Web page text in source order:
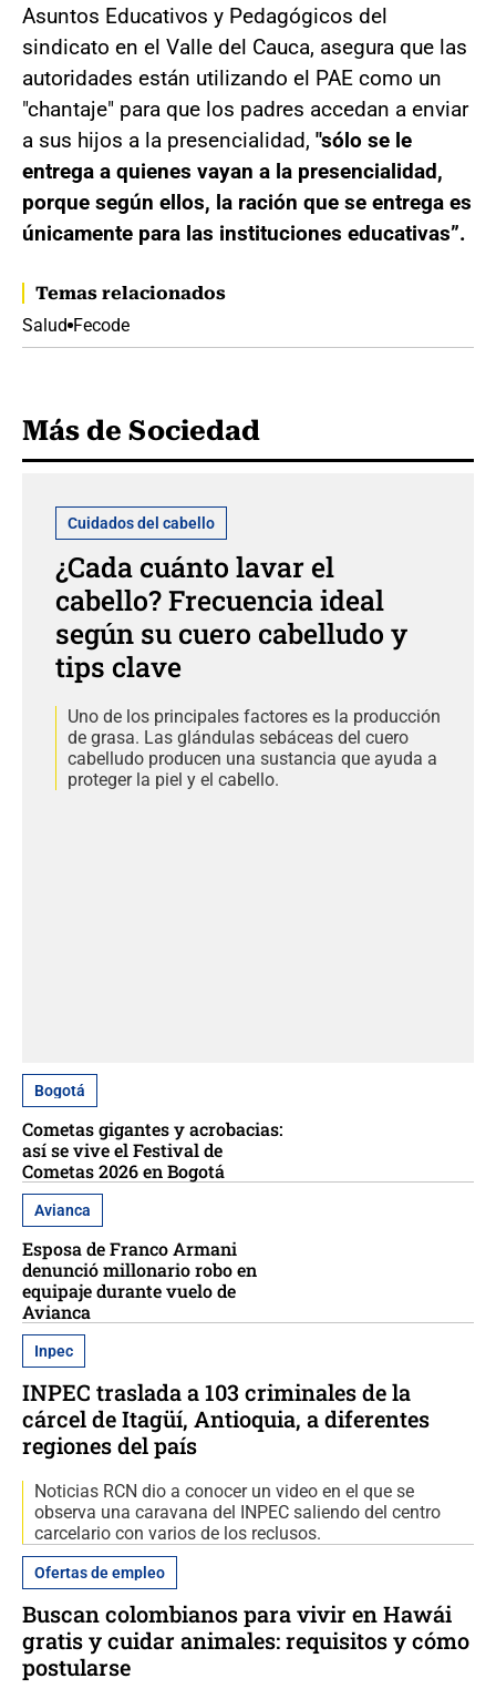
Asuntos Educativos y Pedagógicos del
sindicato en el Valle del Cauca, asegura que las
autoridades están utilizando el PAE como un
"chantaje" para que los padres accedan a enviar
a sus hijos a la presencialidad, "sólo se le
entrega a quienes vayan a la presencialidad,
porque según ellos, la ración que se entrega es
únicamente para las instituciones educativas”.
Temas relacionados
Salud Fecode
Más de Sociedad
Cuidados del cabello
¿Cada cuánto lavar el
cabello? Frecuencia ideal
según su cuero cabelludo y
tips clave
Uno de los principales factores es la producción
de grasa. Las glándulas sebáceas del cuero
cabelludo producen una sustancia que ayuda a
proteger la piel y el cabello.
Bogotá
Cometas gigantes y acrobacias:
así se vive el Festival de
Cometas 2026 en Bogotá
Avianca
Esposa de Franco Armani
denunció millonario robo en
equipaje durante vuelo de
Avianca
Inpec
INPEC traslada a 103 criminales de la
cárcel de Itagüí, Antioquia, a diferentes
regiones del país
Noticias RCN dio a conocer un video en el que se
observa una caravana del INPEC saliendo del centro
carcelario con varios de los reclusos.
Ofertas de empleo
Buscan colombianos para vivir en Hawái
gratis y cuidar animales: requisitos y cómo
postularse